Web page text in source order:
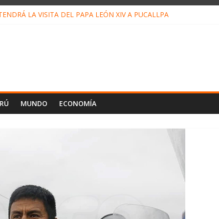
LA VISITA DEL PAPA LEÓN XIV A PUCALLPA
MUNDO ECONOMÍA